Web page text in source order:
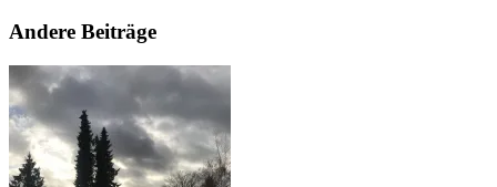
Andere Beiträge